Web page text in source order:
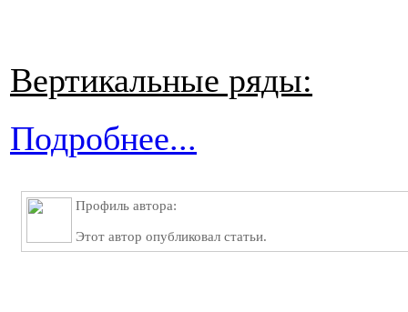
Вертикальные ряды:
Подробнее...
Профиль автора:
Этот автор опубликовал статьи.